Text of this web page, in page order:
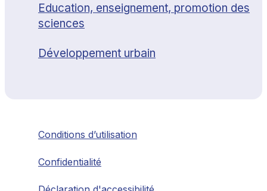
Education, enseignement, promotion des
sciences
Développement urbain
Conditions d’utilisation
Confidentialité